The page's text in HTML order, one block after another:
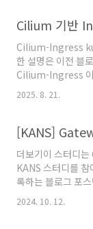
Cilium-Ingress
한 설명은 이전 블
Cilium-Ingress
eBPF 기반 네트워
합하여 기존의
유지하고, 네트워크
밸런서 모드,
강점이 있습니다.
을 통해 Ingress
있습니다. 설정 방
2025. 8. 21.
[KANS]
더보기이 스터디
KANS 스터디를
록하는 블로그 포
제공해주는 자료들
다. Gateway API
2024. 10. 12.